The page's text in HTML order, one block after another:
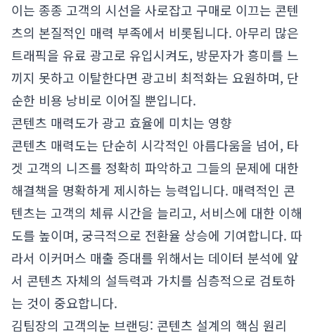
이는 종종 고객의 시선을 사로잡고 구매로 이끄는 콘텐
츠의 본질적인 매력 부족에서 비롯됩니다. 아무리 많은
트래픽을 유료 광고로 유입시켜도, 방문자가 흥미를 느
끼지 못하고 이탈한다면 광고비 최적화는 요원하며, 단
순한 비용 낭비로 이어질 뿐입니다.
콘텐츠 매력도가 광고 효율에 미치는 영향
콘텐츠 매력도는 단순히 시각적인 아름다움을 넘어, 타
겟 고객의 니즈를 정확히 파악하고 그들의 문제에 대한
해결책을 명확하게 제시하는 능력입니다. 매력적인 콘
텐츠는 고객의 체류 시간을 늘리고, 서비스에 대한 이해
도를 높이며, 궁극적으로 전환율 상승에 기여합니다. 따
라서 이커머스 매출 증대를 위해서는 데이터 분석에 앞
서 콘텐츠 자체의 설득력과 가치를 심층적으로 검토하
는 것이 중요합니다.
김팀장의 고객의눈 브랜딩: 콘텐츠 설계의 핵심 원리